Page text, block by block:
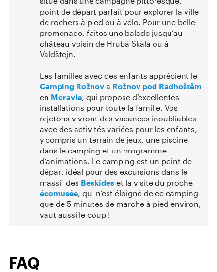
point de départ parfait pour explorer la ville
de rochers à pied ou à vélo. Pour une belle
promenade, faites une balade jusqu’au
château voisin de Hrubá Skála ou à
Valdštejn.
Les familles avec des enfants apprécient le
Camping Rožnov à Rožnov pod Radhoštěm
en Moravie , qui propose d’excellentes
installations pour toute la famille. Vos
rejetons vivront des vacances inoubliables
avec des activités variées pour les enfants,
y compris un terrain de jeux, une piscine
dans le camping et un programme
d’animations. Le camping est un point de
départ idéal pour des excursions dans le
massif des Beskides et la visite du proche
écomusée , qui n’est éloigné de ce camping
que de 5 minutes de marche à pied environ,
vaut aussi le coup !
FAQ